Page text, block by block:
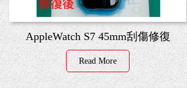
AppleWatch S7 45mm刮傷修復
Read More